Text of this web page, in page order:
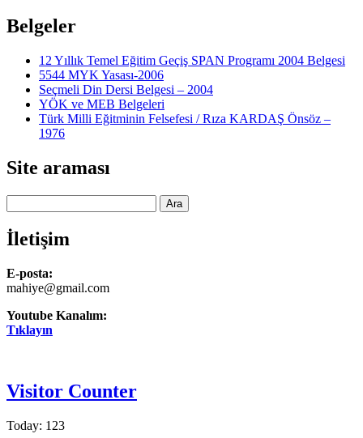
Belgeler
12 Yıllık Temel Eğitim Geçiş SPAN Programı 2004 Belgesi
5544 MYK Yasası-2006
Seçmeli Din Dersi Belgesi – 2004
YÖK ve MEB Belgeleri
Türk Milli Eğitminin Felsefesi / Rıza KARDAŞ Önsöz –
1976
Site araması
İletişim
E-posta:
mahiye@gmail.com
Youtube Kanalım:
Tıklayın
Visitor Counter
Today: 123